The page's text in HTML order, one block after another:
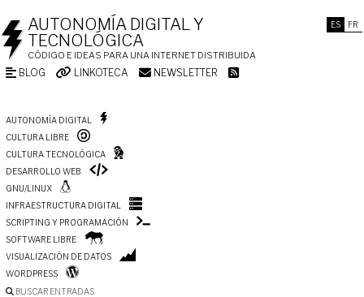
ES FR
AUTONOMÍA DIGITAL Y
TECNOLÓGICA
CÓDIGO E IDEAS PARA UNA INTERNET DISTRIBUIDA
BLOG LINKOTECA NEWSLETTER
AUTONOMÍA DIGITAL
CULTURA LIBRE
CULTURA TECNOLÓGICA
DESARROLLO WEB
GNU/LINUX
INFRAESTRUCTURA DIGITAL
SCRIPTING Y PROGRAMACIÓN
SOFTWARE LIBRE
VISUALIZACIÓN DE DATOS
WORDPRESS
BUSCAR ENTRADAS